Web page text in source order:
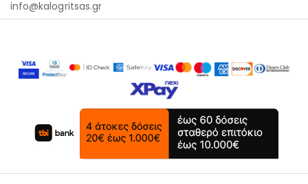
info@kalogritsas.gr